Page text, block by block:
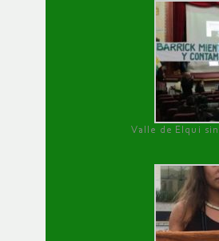
Valle de Elqui